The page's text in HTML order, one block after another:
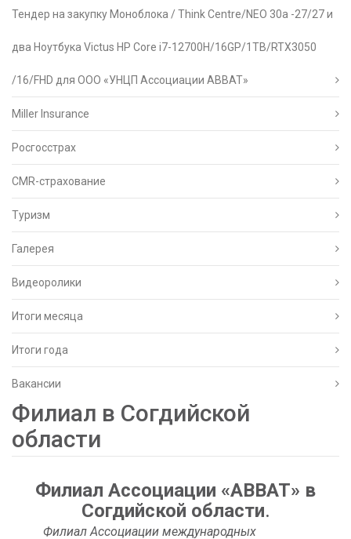
Тендер на закупку Моноблока / Think Centre/NEO 30a -27/27 и
два Ноутбука Victus HP Core i7-12700H/16GP/1TB/RTX3050
/16/FHD для ООО «УНЦП Ассоциации АВВАТ»
Miller Insurance
Росгосстрах
CMR-страхование
Туризм
Галерея
Видеоролики
Итоги месяца
Итоги года
Вакансии
Филиал в Согдийской
области
Филиал Ассоциации «АВВАТ» в
Согдийской области.
Филиал Ассоциации международных